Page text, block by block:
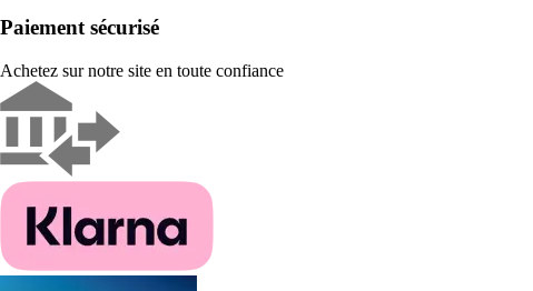
Paiement sécurisé
Achetez sur notre site en toute confiance